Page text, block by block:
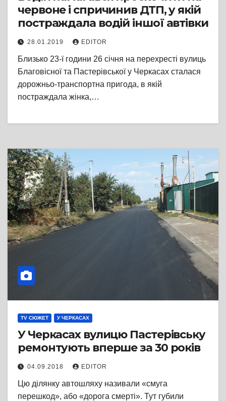
червоне і спричинив ДТП, у якій
постраждала водій іншої автівки
28.01.2019 EDITOR
Близько 23-ї години 26 січня на перехресті вулиць
Благовісної та Пастерівської у Черкасах сталася
дорожньо-транспортна пригода, в якій
постраждала жінка,…
TV СЮЖЕТ У ЧЕРКАСАХ
У Черкасах вулицю Пастерівську
ремонтують вперше за 30 років
04.09.2018 EDITOR
Цю ділянку автошляху називали «смуга
перешкод», або «дорога смерті». Тут губили